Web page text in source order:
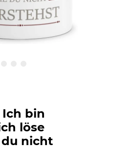
Ich bin
löse
du nicht